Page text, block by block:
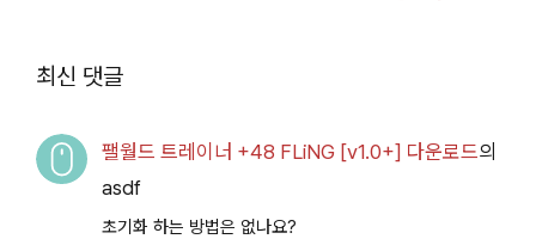
최신 댓글
팰월드 트레이너 +48 FLiNG [v1.0+] 다운로드의
asdf
초기화 하는 방법은 없나요?